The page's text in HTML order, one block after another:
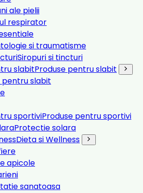
ale pielii
respirator
si traumatisme
Siropuri si tincturi
Produse pentru slabit
pentru slabit
Produse pentru sportivi
Protectie solara
Dieta si Wellness
apicole
sanatoasa